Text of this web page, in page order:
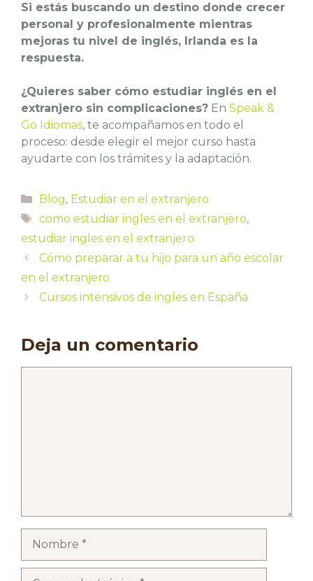
Si estás buscando un destino donde crecer
personal y profesionalmente mientras
mejoras tu nivel de inglés, Irlanda es la
respuesta.
¿Quieres saber cómo estudiar inglés en el
extranjero sin complicaciones? En Speak &
Go Idiomas, te acompañamos en todo el
proceso: desde elegir el mejor curso hasta
ayudarte con los trámites y la adaptación.
Categorías
Blog, Estudiar en el extranjero
Etiquetas
como estudiar ingles en el extranjero,
estudiar ingles en el extranjero
Cómo preparar a tu hijo para un año escolar
en el extranjero
Cursos intensivos de ingles en España
Deja un comentario